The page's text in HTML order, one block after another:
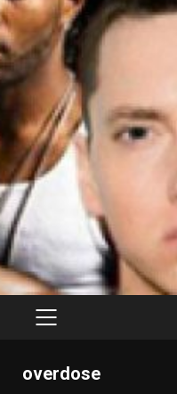
PRIMARY
overdose